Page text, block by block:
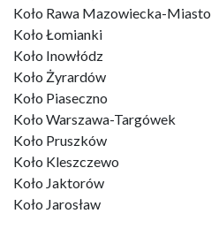
Koło Rawa Mazowiecka-Miasto
Koło Łomianki
Koło Inowłódz
Koło Żyrardów
Koło Piaseczno
Koło Warszawa-Targówek
Koło Pruszków
Koło Kleszczewo
Koło Jaktorów
Koło Jarosław